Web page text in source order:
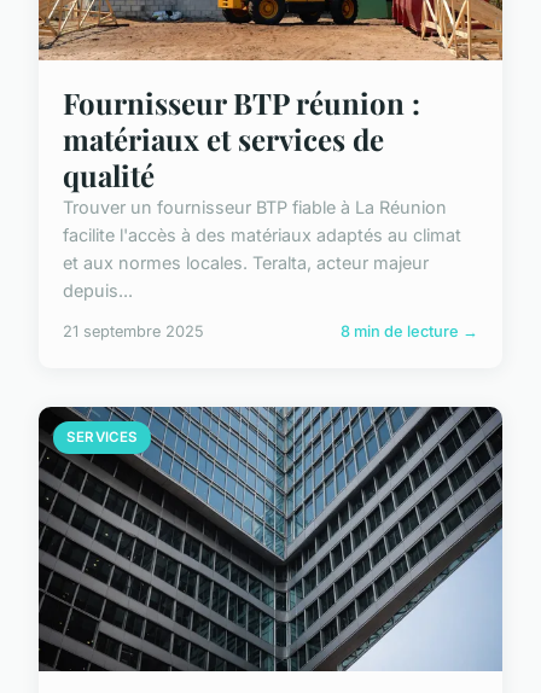
Fournisseur BTP réunion :
matériaux et services de
qualité
Trouver un fournisseur BTP fiable à La Réunion
facilite l'accès à des matériaux adaptés au climat
et aux normes locales. Teralta, acteur majeur
depuis...
21 septembre 2025 8 min de lecture →
SERVICES